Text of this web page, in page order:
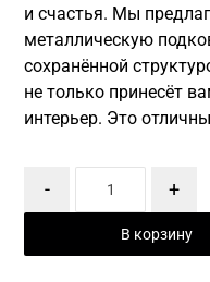
и счастья. Мы
металлическую
сохранённой
не только принесёт
интерьер. Это
- +
В корзину